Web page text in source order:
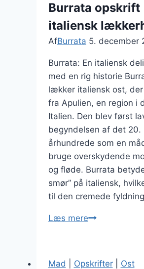
Burrata opskrift
italiensk
AfBurrata 5. december
Burrata: En italiensk
med en rig historie
lækker italiensk ost,
fra Apulien, en region i
Italien. Den blev først
begyndelsen af det 20.
århundrede som en
bruge overskydende
og fløde. Burrata
smør” på italiensk,
til den cremede
Læs mereBurrata
lækkerhed
Mad Opskrifter| Ost